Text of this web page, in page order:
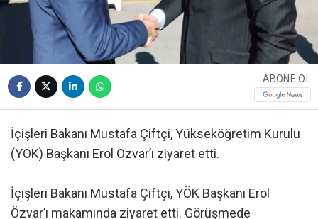
ABONE OL
İçişleri Bakanı Mustafa Çiftçi, Yükseköğretim Kurulu
(YÖK) Başkanı Erol Özvar’ı ziyaret etti.
İçişleri Bakanı Mustafa Çiftçi, YÖK Başkanı Erol
Özvar’ı makamında ziyaret etti. Görüşmede